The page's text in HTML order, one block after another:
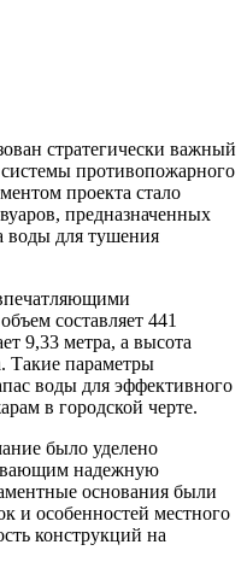
стратегически важный
противопожарного
проекта стало
предназначенных
воды для тушения
составляет 441
9,33 метра, а высота
Такие параметры
воды для эффективного
в городской черте.
было уделено
надежную
основания были
и особенностей местного
конструкций на